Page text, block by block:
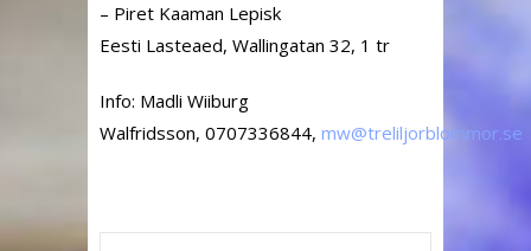
– Piret Kaaman Lepisk
Eesti Lasteaed, Wallingatan 32, 1 tr
Info: Madli Wiiburg
Walfridsson, 0707336844,
es.ro
mmolb
rojli
lert@
wm